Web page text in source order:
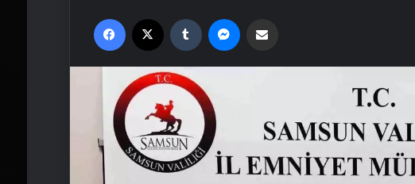
Facebook Tumblr